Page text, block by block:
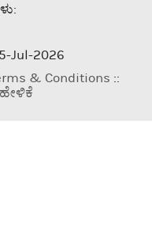
Jul-2026
& Conditions ::